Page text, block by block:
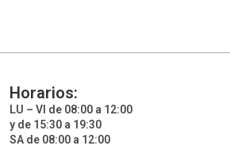
Horarios:
LU – VI de 08:00 a 12:00
y de 15:30 a 19:30
SA de 08:00 a 12:00